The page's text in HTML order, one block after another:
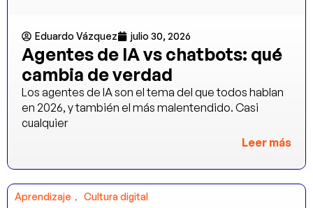
Eduardo Vázquez julio 30, 2026
Agentes de IA vs chatbots: qué
cambia de verdad
Los agentes de IA son el tema del que todos hablan
en 2026, y también el más malentendido. Casi
cualquier
Leer más
Aprendizaje , Cultura digital